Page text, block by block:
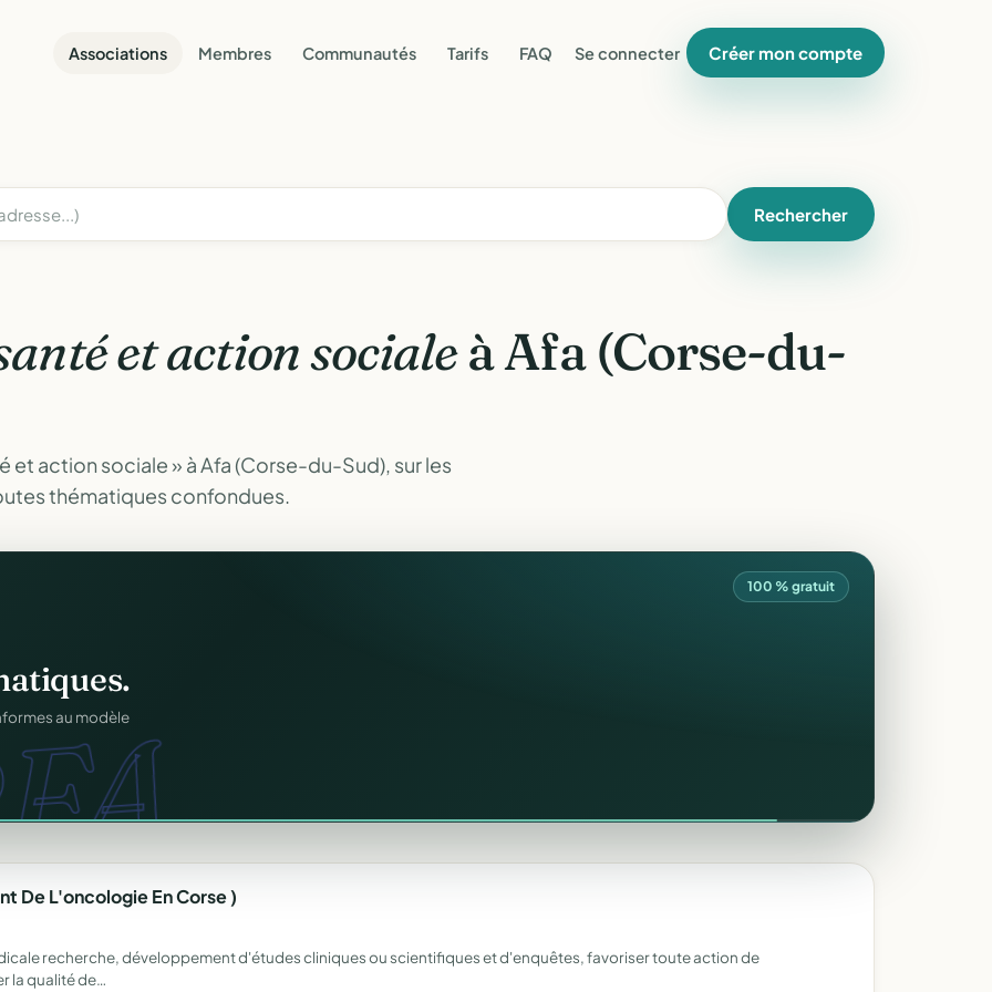
Associations Membres Communautés Tarifs FAQ Se connecter Créer mon compte
Rechercher
et action socialeà Afa (Corse-du-
et action sociale » à Afa (Corse-du-Sud), sur les
thématiques confondues.
100 % gratuit
au modèle
membres.
— fini les
De L'oncologie En Corse )
recherche, développement d'études cliniques ou scientifiques et d'enquêtes, favoriser toute action de
la qualité de…